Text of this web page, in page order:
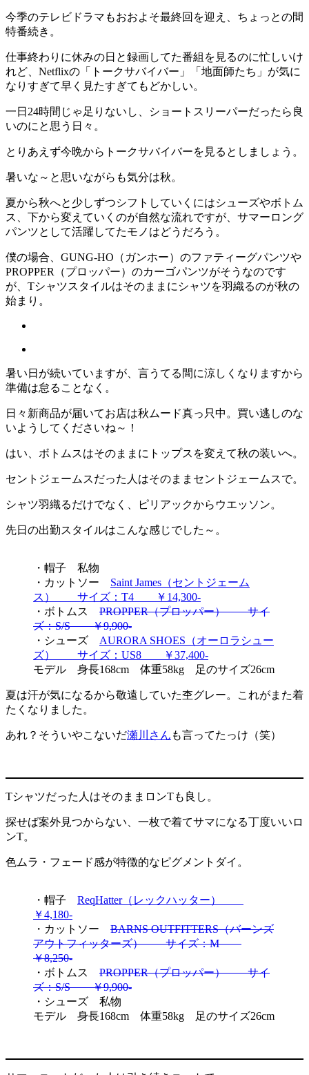
今季のテレビドラマもおおよそ最終回を迎え、ちょっとの間
特番続き。
仕事終わりに休みの日と録画してた番組を見るのに忙しいけ
れど、Netflixの「トークサバイバー」「地面師たち」が気に
なりすぎて早く見たすぎてもどかしい。
一日24時間じゃ足りないし、ショートスリーパーだったら良
いのにと思う日々。
とりあえず今晩からトークサバイバーを見るとしましょう。
暑いな～と思いながらも気分は秋。
夏から秋へと少しずつシフトしていくにはシューズやボトム
ス、下から変えていくのが自然な流れですが、サマーロング
パンツとして活躍してたモノはどうだろう。
僕の場合、GUNG-HO（ガンホー）のファティーグパンツや
PROPPER（プロッパー）のカーゴパンツがそうなのです
が、Tシャツスタイルはそのままにシャツを羽織るのが秋の
始まり。
暑い日が続いていますが、言うてる間に涼しくなりますから
準備は怠ることなく。
日々新商品が届いてお店は秋ムード真っ只中。買い逃しのな
いようしてくださいね～！
はい、ボトムスはそのままにトップスを変えて秋の装いへ。
セントジェームスだった人はそのままセントジェームスで。
シャツ羽織るだけでなく、ピリアックからウエッソン。
先日の出勤スタイルはこんな感じでした～。
・帽子 私物
・カットソー Saint James（セントジェーム
ス） サイズ：T4 ￥14,300-
・ボトムス PROPPER（プロッパー） サイ
ズ：S/S ￥9,900-
・シューズ AURORA SHOES（オーロラシュー
ズ） サイズ：US8 ￥37,400-
モデル 身長168cm 体重58kg 足のサイズ26cm
夏は汗が気になるから敬遠していた杢グレー。これがまた着
たくなりました。
あれ？そういやこないだ瀬川さん も言ってたっけ（笑）
Tシャツだった人はそのままロンTも良し。
探せば案外見つからない、一枚で着てサマになる丁度いいロ
ンT。
色ムラ・フェード感が特徴的なピグメントダイ。
・帽子 ReqHatter（レックハッター）
￥4,180-
・カットソー BARNS OUTFITTERS（バーンズ
アウトフィッターズ） サイズ：M
￥8,250-
・ボトムス PROPPER（プロッパー） サイ
ズ：S/S ￥9,900-
・シューズ 私物
モデル 身長168cm 体重58kg 足のサイズ26cm